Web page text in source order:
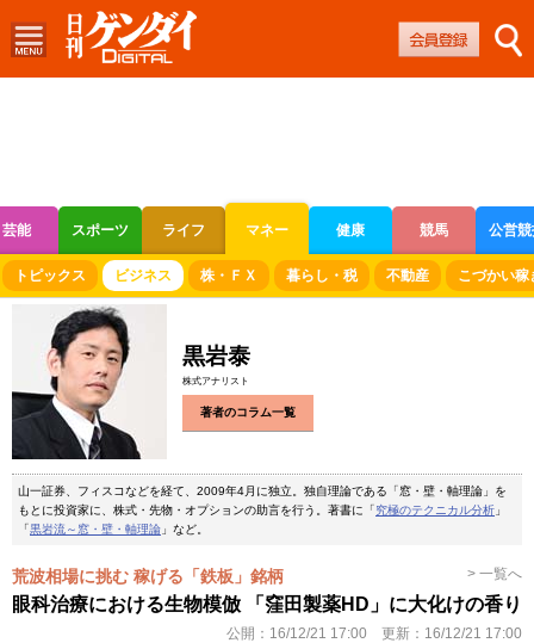
芸能 スポーツ ライフ マネー 健康 競馬 公営
ボートレース 競輪 オートレース
トピックス ビジネス 株・ＦＸ 暮らし・税 不動産 こづかい稼
黒岩泰
株式アナリスト
著者のコラム一覧
山一証券、フィスコなどを経て、2009年4月に独立。独自理論である「窓・壁・軸理論」を
もとに投資家に、株式・先物・オプションの助言を行う。著書に「究極のテクニカル分析 」
「黒岩流～窓・壁・軸理論 」など。
荒波相場に挑む 稼げる「鉄板」銘柄 > 一覧へ
眼科治療における生物模倣 「窪田製薬HD」に大化けの香り
公開： 16/12/21 17:00 更新： 16/12/21 17:00